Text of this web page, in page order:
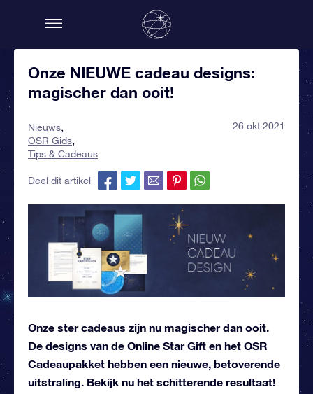
Onze NIEUWE cadeau designs:
magischer dan ooit!
Nieuws
OSR Gids
Tips & Cadeaus
26 okt 2021
Deel dit artikel
Onze ster cadeaus zijn nu magischer dan ooit.
De designs van de Online Star Gift en het OSR
Cadeaupakket hebben een nieuwe, betoverende
uitstraling. Bekijk nu het schitterende resultaat!